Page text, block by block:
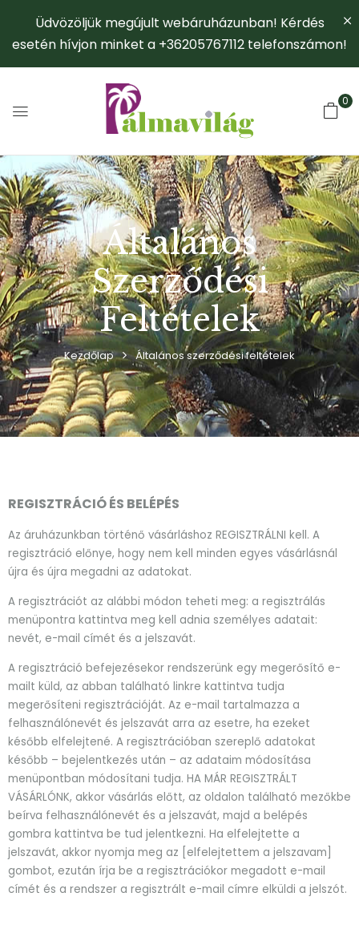
Üdvözöljük megújult webáruházunban! Kérdés
esetén hívjon minket a +36205767112 telefonszámon!
0
Általános
Szerződési
Feltételek
Kezdőlap Általános szerződési feltételek
REGISZTRÁCIÓ ÉS BELÉPÉS
Az áruházunkban történő vásárláshoz REGISZTRÁLNI kell. A
regisztráció előnye, hogy nem kell minden egyes vásárlásnál
újra és újra megadni az adatokat.
A regisztrációt az alábbi módon teheti meg: a regisztrálás
menüpontra kattintva meg kell adnia személyes adatait:
nevét, e-mail címét és a jelszavát.
A regisztráció befejezésekor rendszerünk egy megerősítő e-
mailt küld, az abban található linkre kattintva tudja
megerősíteni regisztrációját. Az e-mail tartalmazza a
felhasználónevét és jelszavát arra az esetre, ha ezeket
később elfelejtené. A regisztrációban szereplő adatokat
később – bejelentkezés után – az adataim módosítása
menüpontban módosítani tudja. HA MÁR REGISZTRÁLT
VÁSÁRLÓNK, akkor vásárlás előtt, az oldalon található mezőkbe
beírva felhasználónevét és a jelszavát, majd a belépés
gombra kattintva be tud jelentkezni. Ha elfelejtette a
jelszavát, akkor nyomja meg az [elfelejtettem a jelszavam]
gombot, ezután írja be a regisztrációkor megadott e-mail
címét és a rendszer a regisztrált e-mail címre elküldi a jelszót.